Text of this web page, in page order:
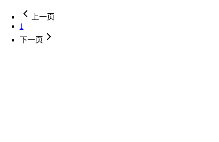
上一页
1
下一页